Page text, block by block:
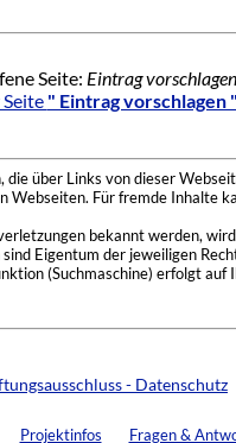
Seite: Eintrag vorschlagen
" Eintrag vorschlagen "
über Links von dieser
Für fremde Inhalte
bekannt werden,
Eigentum der jeweiligen
(Suchmaschine) erfolgt
- Datenschutz
Projektinfos Fragen &